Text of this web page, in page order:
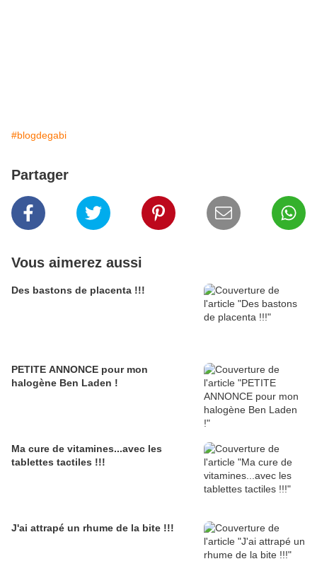
#blogdegabi
Partager
Vous aimerez aussi
Des bastons de placenta !!!
PETITE ANNONCE pour mon
halogène Ben Laden !
Ma cure de vitamines...avec les
tablettes tactiles !!!
J'ai attrapé un rhume de la bite !!!